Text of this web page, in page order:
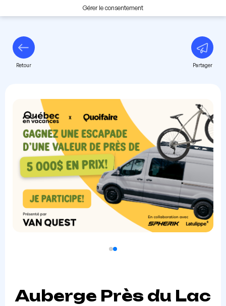
Gérer le consentement
Retour Partager
Auberge Près du Lac